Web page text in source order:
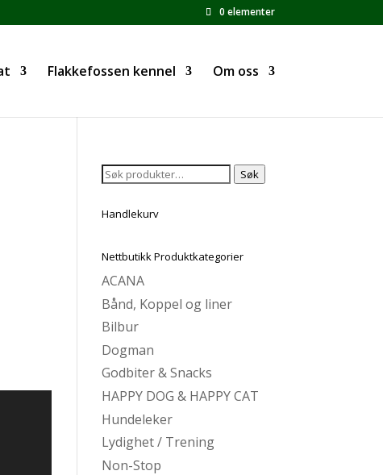
0 elementer
Flakkefossen kennel Om oss
Søk
Søk
Handlekurv
Nettbutikk Produktkategorier
ACANA
Bånd, Koppel og liner
Bilbur
Dogman
Godbiter & Snacks
HAPPY DOG & HAPPY CAT
Hundeleker
Lydighet / Trening
Non-Stop